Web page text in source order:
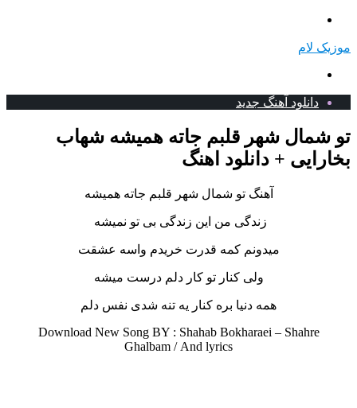
موزیک لام
دانلود آهنگ جدید
تو شمال شهر قلبم جاته همیشه شهاب
بخارایی + دانلود اهنگ
آهنگ تو شمال شهر قلبم جاته همیشه
زندگی من این زندگی بی تو نمیشه
میدونم کمه قدرت خریدم واسه عشقت
ولی کنار تو کار دلم درست میشه
همه دنیا بره کنار یه تنه شدی نفس دلم
Download New Song BY : Shahab Bokharaei – Shahre
Ghalbam / And lyrics